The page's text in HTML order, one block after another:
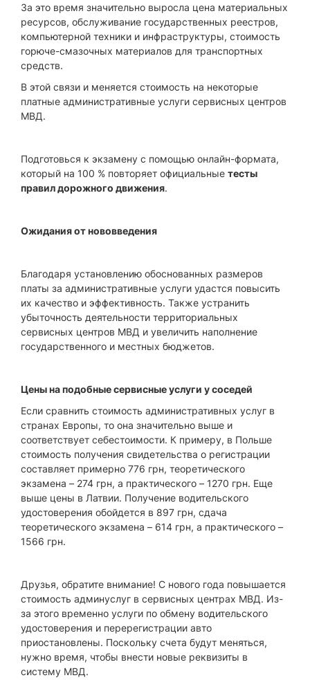
За это время значительно выросла цена материальных
ресурсов, обслуживание государственных реестров,
компьютерной техники и инфраструктуры, стоимость
горюче-смазочных материалов для транспортных
средств.
В этой связи и меняется стоимость на некоторые
платные административные услуги сервисных центров
МВД.
Подготовься к экзамену с помощью онлайн-формата,
который на 100 % повторяет официальные тесты
правил дорожного движения.
Ожидания от нововведения
Благодаря установлению обоснованных размеров
платы за административные услуги удастся повысить
их качество и эффективность. Также устранить
убыточность деятельности территориальных
сервисных центров МВД и увеличить наполнение
государственного и местных бюджетов.
Цены на подобные сервисные услуги у соседей
Если сравнить стоимость административных услуг в
странах Европы, то она значительно выше и
соответствует себестоимости. К примеру, в Польше
стоимость получения свидетельства о регистрации
составляет примерно 776 грн, теоретического
экзамена – 274 грн, а практического – 1270 грн. Еще
выше цены в Латвии. Получение водительского
удостоверения обойдется в 897 грн, сдача
теоретического экзамена – 614 грн, а практического –
1566 грн.
Друзья, обратите внимание! С нового года повышается
стоимость админуслуг в сервисных центрах МВД. Из-
за этого временно услуги по обмену водительского
удостоверения и перерегистрации авто
приостановлены. Поскольку счета будут меняться,
нужно время, чтобы внести новые реквизиты в
систему МВД.